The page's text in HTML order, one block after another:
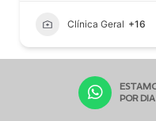
Clínica Geral +16
POR